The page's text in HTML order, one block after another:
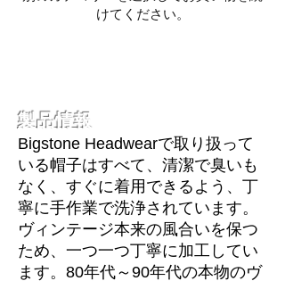
けてください。
製品情報
Bigstone Headwearで取り扱って
いる帽子はすべて、清潔で臭いも
なく、すぐに着用できるよう、丁
寧に手作業で洗浄されています。
ヴィンテージ本来の風合いを保つ
ため、一つ一つ丁寧に加工してい
ます。80年代～90年代の本物のヴ